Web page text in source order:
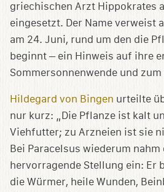
griechischen Arzt Hippokrates
eingesetzt. Der Name verweist
am 24. Juni, rund um den die
beginnt – ein Hinweis auf ihre
Sommersonnenwende und
Hildegard von Bingen urteilte
nur kurz: „Die Pflanze ist kalt
Viehfutter; zu Arzneien ist sie
Bei Paracelsus wiederum nahm
hervorragende Stellung ein: Er
die Würmer, heile Wunden,